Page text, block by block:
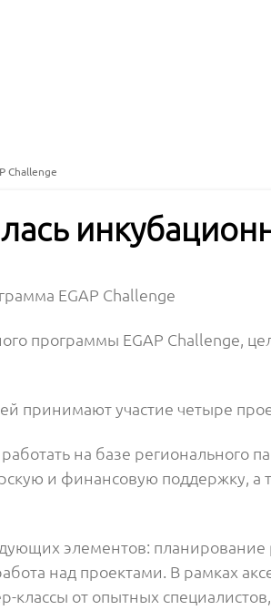
Challenge
EGAP Challenge
программы EGAP Challenge,
принимают участие четыре
на базе регионального
и финансовую поддержку,
элементов:
над проектами. В рамках
классы от опытных